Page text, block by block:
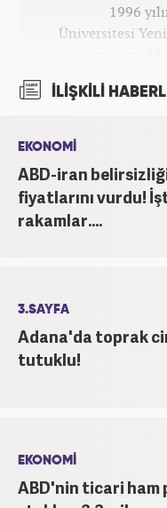
1996
Üniversitesi
mezun
İLİŞKİLİ
EKONOMİ
ABD-iran
fiyatlarını vurdu!
rakamlar....
3.SAYFA
Adana'da toprak
tutuklu!
EKONOMİ
ABD'nin ticari ham